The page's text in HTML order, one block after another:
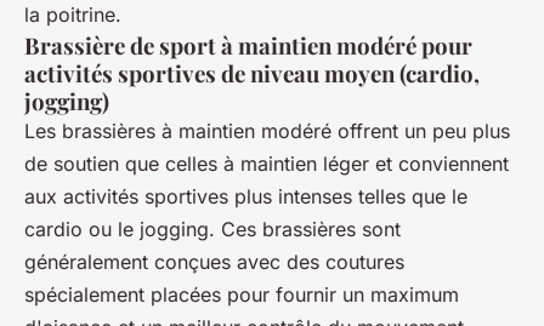
la poitrine.
Brassière de sport à maintien modéré pour
activités sportives de niveau moyen (cardio,
jogging)
Les brassières à maintien modéré offrent un peu plus
de soutien que celles à maintien léger et conviennent
aux activités sportives plus intenses telles que le
cardio ou le jogging. Ces brassières sont
généralement conçues avec des coutures
spécialement placées pour fournir un maximum